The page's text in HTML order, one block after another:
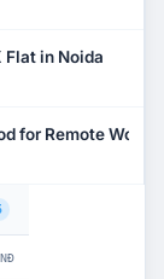
Flat in Noida
for Remote Work?